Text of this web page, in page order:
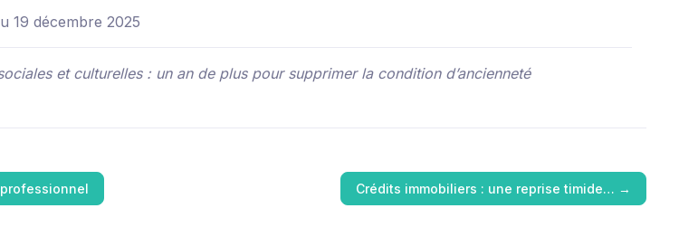
19 décembre 2025
et culturelles : un an de plus pour supprimer la condition d’ancienneté
Crédits immobiliers : une reprise timide… →